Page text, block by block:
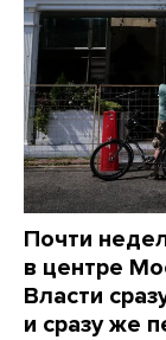
Почти
в центре
Власти
и сразу же